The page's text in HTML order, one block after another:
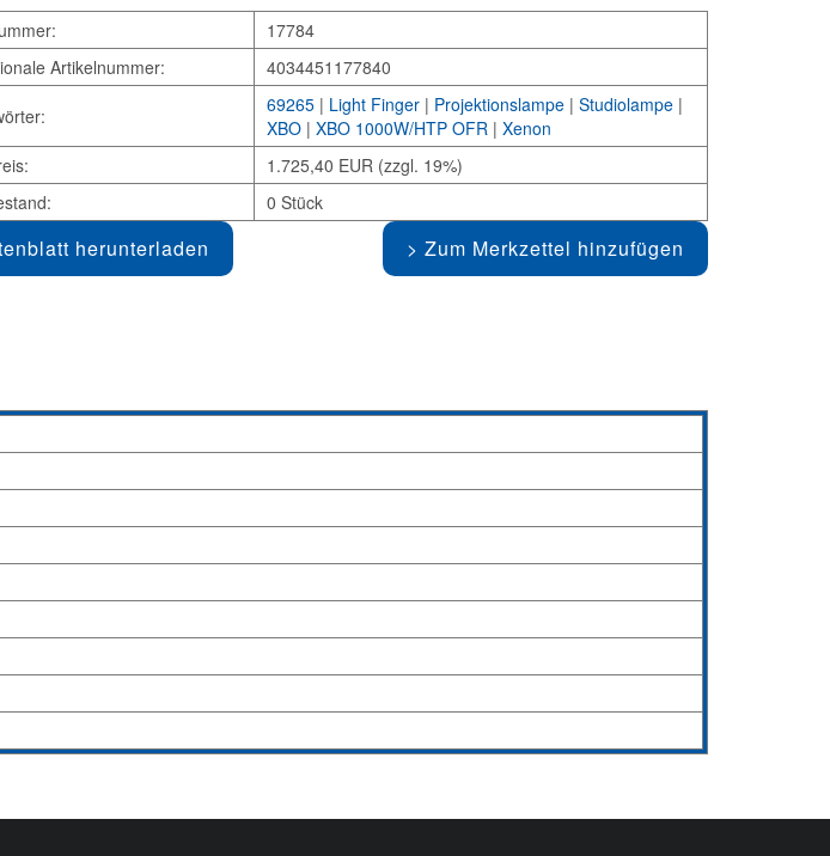
17784
Artikelnummer:
4034451177840
69265| Light Finger| Projektionslampe| Studiolampe|
XBO| XBO 1000W/HTP OFR| Xenon
1.725,40 EUR (zzgl. 19%)
0 Stück
herunterladen Zum Merkzettel hinzufügen